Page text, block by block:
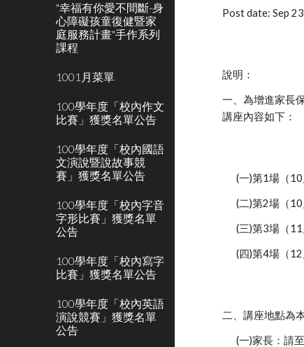
"幸福有你愛不間斷-身
心障礙孩童復健暨家
庭服務計畫"手作系列
課程
1001月菜單
100學年度「校內作文
比賽」獲獎名單公告
100學年度「校內國語
文演說暨說故事競
賽」獲獎名單公告
100學年度「校內字音
字形比賽」獲獎名單
公告
100學年度「校內寫字
比賽」獲獎名單公告
100學年度「校內英語
演說競賽」獲獎名單
公告
Post date: Sep
說明：
一、為增進家長
講座內容如下：
(一)第1場（
(二)第2場（
(三)第3場（
(四)第4場（
二、講座地點為
(一)家長：請